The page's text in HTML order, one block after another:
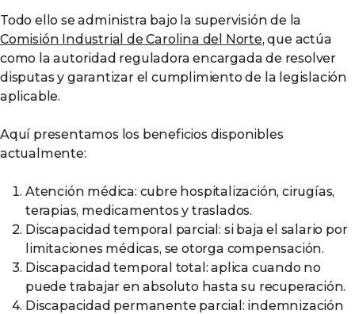
Todo ello se administra bajo la supervisión de la
Comisión Industrial de Carolina del Norte, que actúa
como la autoridad reguladora encargada de resolver
disputas y garantizar el cumplimiento de la legislación
aplicable.
Aquí presentamos los beneficios disponibles
actualmente:
Atención médica: cubre hospitalización, cirugías,
terapias, medicamentos y traslados.
Discapacidad temporal parcial: si baja el salario por
limitaciones médicas, se otorga compensación.
Discapacidad temporal total: aplica cuando no
puede trabajar en absoluto hasta su recuperación.
Discapacidad permanente parcial: indemnización